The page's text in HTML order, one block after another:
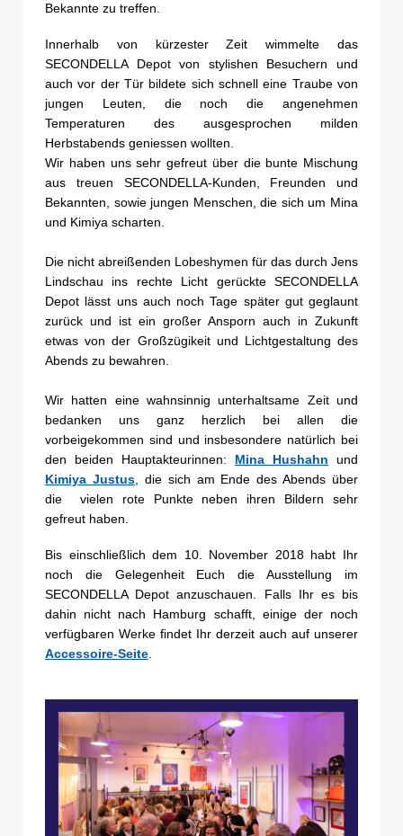
Bekannte zu treffen.
Innerhalb von kürzester Zeit wimmelte das
SECONDELLA Depot von stylishen Besuchern und
auch vor der Tür bildete sich schnell eine Traube von
jungen Leuten, die noch die angenehmen
Temperaturen des ausgesprochen milden
Herbstabends geniessen wollten.
Wir haben uns sehr gefreut über die bunte Mischung
aus treuen SECONDELLA-Kunden, Freunden und
Bekannten, sowie jungen Menschen, die sich um Mina
und Kimiya scharten.
Die nicht abreißenden Lobeshymen für das durch Jens
Lindschau ins rechte Licht gerückte SECONDELLA
Depot lässt uns auch noch Tage später gut geglaunt
zurück und ist ein großer Ansporn auch in Zukunft
etwas von der Großzügikeit und Lichtgestaltung des
Abends zu bewahren.
Wir hatten eine wahnsinnig unterhaltsame Zeit und
bedanken uns ganz herzlich bei allen die
vorbeigekommen sind und insbesondere natürlich bei
den beiden Hauptakteurinnen: Mina Hushahn und
Kimiya Justus, die sich am Ende des Abends über
die vielen rote Punkte neben ihren Bildern sehr
gefreut haben.
Bis einschließlich dem 10. November 2018 habt Ihr
noch die Gelegenheit Euch die Ausstellung im
SECONDELLA Depot anzuschauen. Falls Ihr es bis
dahin nicht nach Hamburg schafft, einige der noch
verfügbaren Werke findet Ihr derzeit auch auf unserer
Accessoire-Seite.